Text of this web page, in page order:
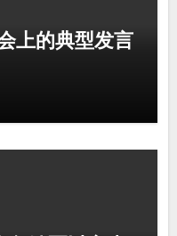
上的典型发言